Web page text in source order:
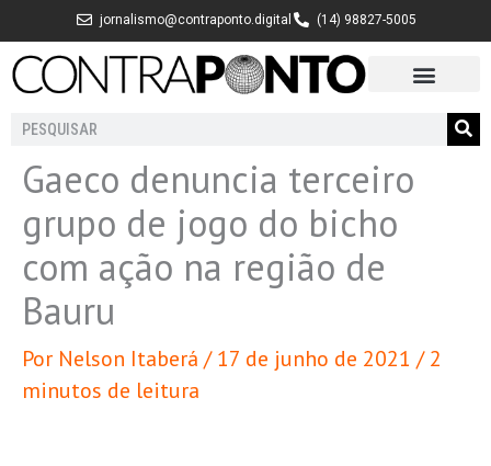
para
jornalismo@contraponto.digital (14) 98827-5005
Pesquisar
Gaeco denuncia terceiro
grupo de jogo do bicho
com ação na região de
Bauru
Por Nelson Itaberá /17 de junho de 2021 /2
minutos de leitura